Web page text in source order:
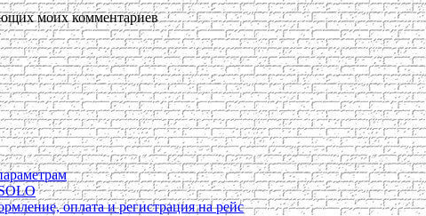
моих комментариев
оплата и регистрация на рейс